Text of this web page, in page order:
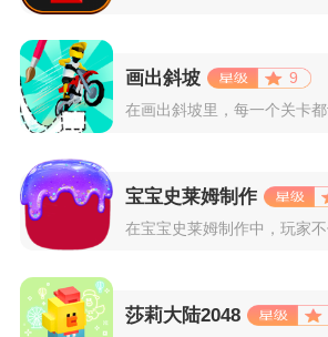
画出斜坡
9
宝宝史莱姆制作
莎莉大陆2048